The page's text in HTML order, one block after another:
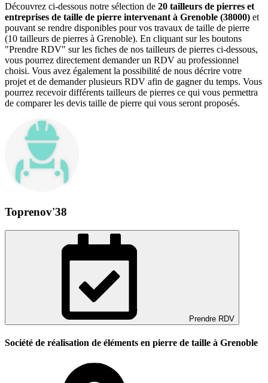
Découvrez ci-dessous notre sélection de 20 tailleurs de pierres et
entreprises de taille de pierre intervenant à Grenoble (38000) et
pouvant se rendre disponibles pour vos travaux de taille de pierre
(10 tailleurs de pierres à Grenoble). En cliquant sur les boutons
"Prendre RDV" sur les fiches de nos tailleurs de pierres ci-dessous,
vous pourrez directement demander un RDV au professionnel
choisi. Vous avez également la possibilité de nous décrire votre
projet et de demander plusieurs RDV afin de gagner du temps. Vous
pourrez recevoir différents tailleurs de pierres ce qui vous permettra
de comparer les devis taille de pierre qui vous seront proposés.
Toprenov'38
Prendre RDV
Société de réalisation de éléments en pierre de taille à Grenoble